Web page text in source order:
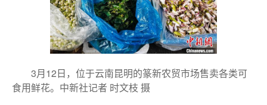
3月12日，位于云南昆明的篆新农贸市场售卖各类可
食用鲜花。中新社记者 时文枝 摄